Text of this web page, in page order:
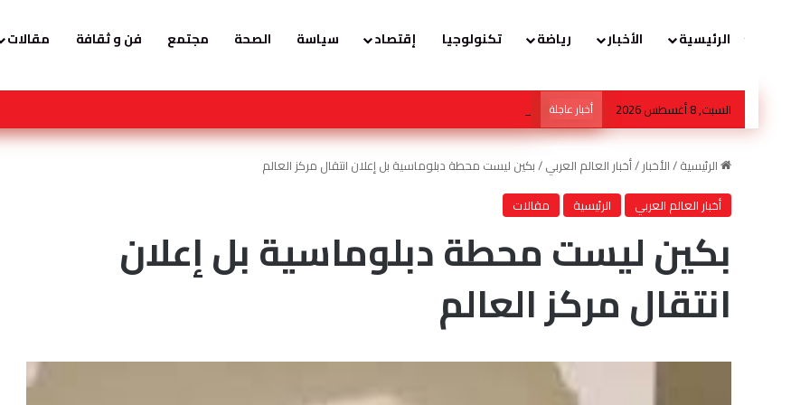
الرئيسية الأخبار رياضة تكنولوجيا إقتصاد سياسة الصحة مجتمع فن و ثقافة مقالات
السبت, 8 أغسطس 2026 أخبار عاجلة ولي العهد في قلب عاصفة افتعلها كابرانات ومخابرات الجزائر ، وهذا رد المغاربة الاحرار .
الرئيسية/الأخبار/أخبار العالم العربي/بكين ليست محطة دبلوماسية بل إعلان انتقال مركز العالم
أخبار العالم العربي
الرئيسية مقالات
بكين ليست محطة دبلوماسية بل إعلان
انتقال مركز العالم